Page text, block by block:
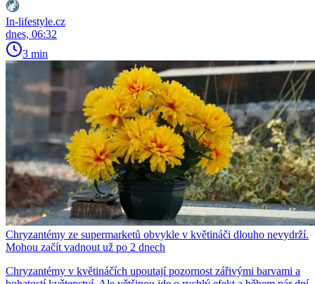
In-lifestyle.cz
dnes, 06:32
3 min
Chryzantémy ze supermarketů obvykle v květináči dlouho nevydrží.
Mohou začít vadnout už po 2 dnech
Chryzantémy v květináčích upoutají pozornost zářivými barvami a